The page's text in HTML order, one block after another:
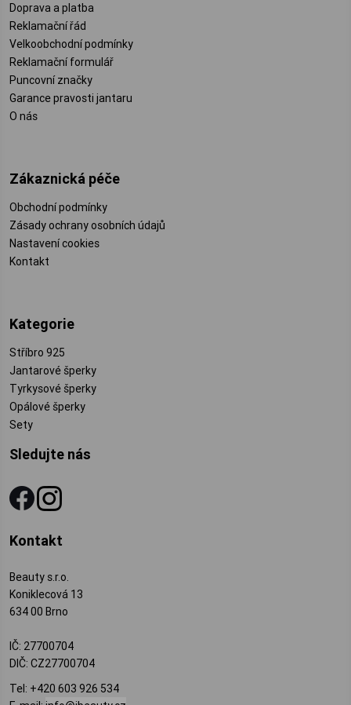
Doprava a platba
Reklamační řád
Velkoobchodní podmínky
Reklamační formulář
Puncovní značky
Garance pravosti jantaru
O nás
Zákaznická péče
Obchodní podmínky
Zásady ochrany osobních údajů
Nastavení cookies
Kontakt
Kategorie
Stříbro 925
Jantarové šperky
Tyrkysové šperky
Opálové šperky
Sety
Sledujte nás
Kontakt
Beauty s.r.o.
Koniklecová 13
634 00 Brno
IČ: 27700704
DIČ: CZ27700704
Tel: +420 603 926 534